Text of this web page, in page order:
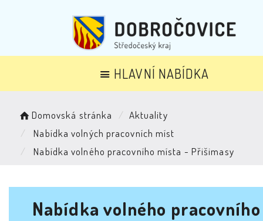
HLAVNÍ NABÍDKA
Domovská stránka
Aktuality
Nabídka volných pracovních míst
Nabídka volného pracovního místa - Přišimasy
Nabídka volného pracovního